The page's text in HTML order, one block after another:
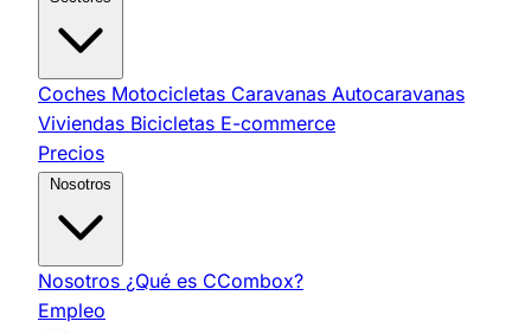
Coches Motocicletas Caravanas Autocaravanas
Viviendas Bicicletas E-commerce
Precios
Nosotros ¿Qué es CCombox?
Empleo